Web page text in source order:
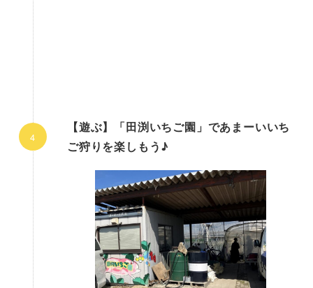
【遊ぶ】「田渕いちご園」であまーいいち
ご狩りを楽しもう♪